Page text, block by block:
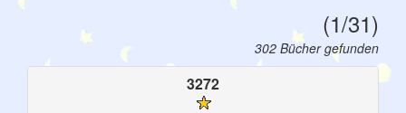
(1/31)
302 Bücher gefunden
3272